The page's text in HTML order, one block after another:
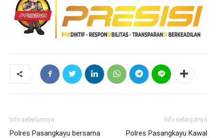
Info sebelumnya
Polres Pasangkayu bersama
Info selanjutnya
Polres Pasangkayu Kawal